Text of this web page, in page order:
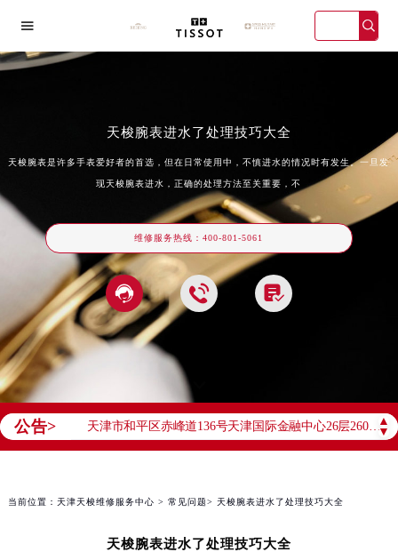

宏伊店 深圳华润大厦店
天梭腕表进水了处理技巧大全
天梭腕表是许多手表爱好者的首选，但在日常使用中，不慎进水的情况时有发生。一旦发
现天梭腕表进水，正确的处理方法至关重要，不
维修服务热线：400-801-5061
  
公告>
2026年天梭中国区售后服务网络优化升级公告
2026年8月天梭售后服务中心最新网点地址：
▲
▼
当前位置： 天津天梭维修服务中心 > 常见问题> 天梭腕表进水了处理技巧大全
天梭腕表进水了处理技巧大全